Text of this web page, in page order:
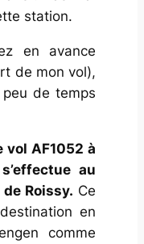
station.
en avance
de mon vol),
peu de temps
vol AF1052 à
au
Roissy. Ce
en
comme